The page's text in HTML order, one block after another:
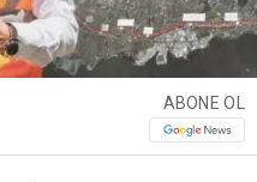
ABONE OL